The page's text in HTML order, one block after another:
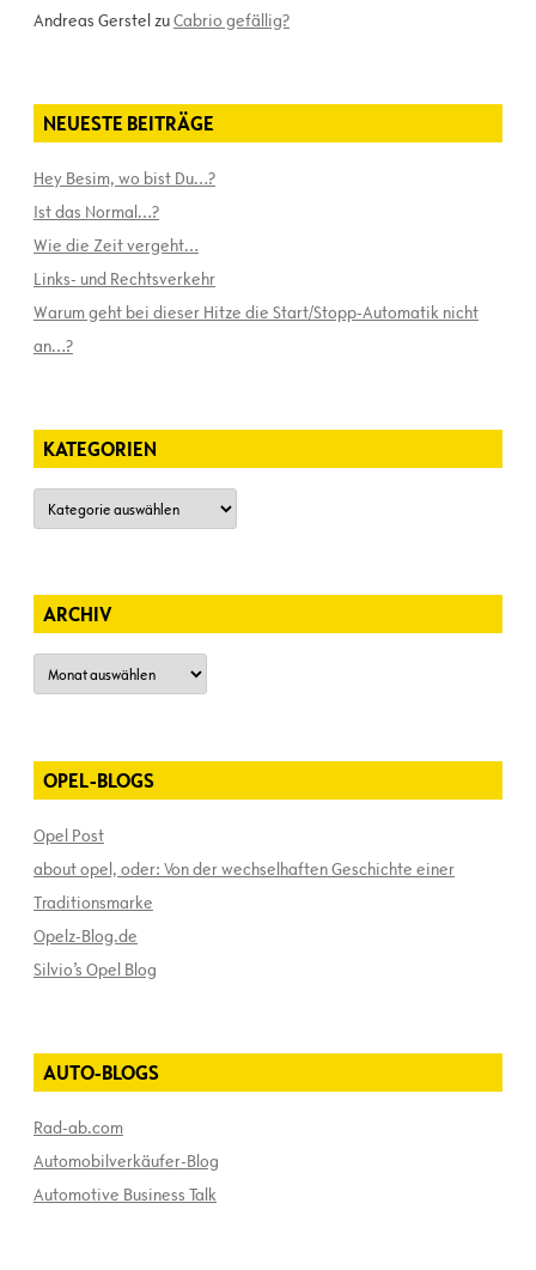
Andreas GerstelzuCabrio gefällig?
NEUESTE BEITRÄGE
Hey Besim, wo bist Du…?
Ist das Normal…?
Wie die Zeit vergeht…
Links- und Rechtsverkehr
Warum geht bei dieser Hitze die Start/Stopp-Automatik nicht
an…?
KATEGORIEN
Kategorien
ARCHIV
Archiv
OPEL-BLOGS
Opel Post
about opel, oder: Von der wechselhaften Geschichte einer
Traditionsmarke
Opelz-Blog.de
Silvio’s Opel Blog
AUTO-BLOGS
Rad-ab.com
Automobilverkäufer-Blog
Automotive Business Talk